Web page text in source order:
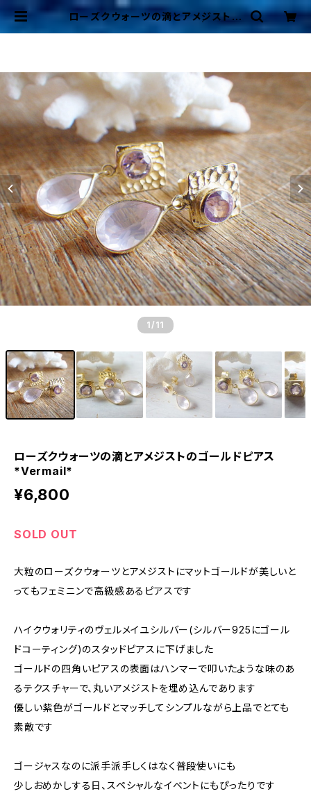
ローズクウォーツの滴とアメジストの
ゴールドピアス*Vermail* | Merm
1 /11
ローズクウォーツの滴とアメジストのゴールドピアス
*Vermail*
¥6,800
SOLD OUT
大粒のローズクウォーツとアメジストにマットゴールドが美しいと
ってもフェミニンで高級感あるピアスです
ハイクウォリティのヴェルメイユシルバー(シルバー925にゴール
ドコーティング)のスタッドピアスに下げました
ゴールドの四角いピアスの表面はハンマーで叩いたような味のあ
るテクスチャーで、丸いアメジストを埋め込んであります
優しい紫色がゴールドとマッチしてシンプルながら上品でとても
素敵です
ゴージャスなのに派手派手しくはなく普段使いにも
少しおめかしする日、スペシャルなイベントにもぴったりです